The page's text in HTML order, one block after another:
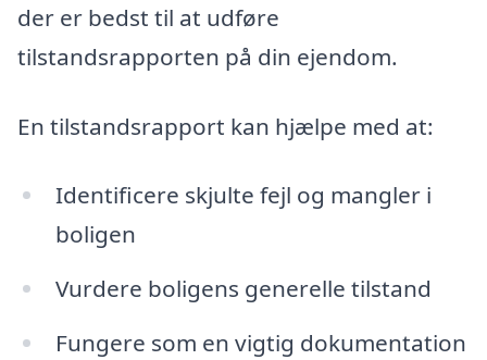
der er bedst til at udføre
tilstandsrapporten på din ejendom.
En tilstandsrapport kan hjælpe med at:
Identificere skjulte fejl og mangler i
boligen
Vurdere boligens generelle tilstand
Fungere som en vigtig dokumentation